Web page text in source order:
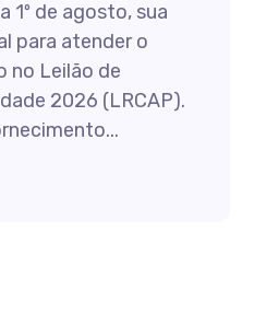
1º de agosto, sua
para atender o
no Leilão de
2026 (LRCAP).